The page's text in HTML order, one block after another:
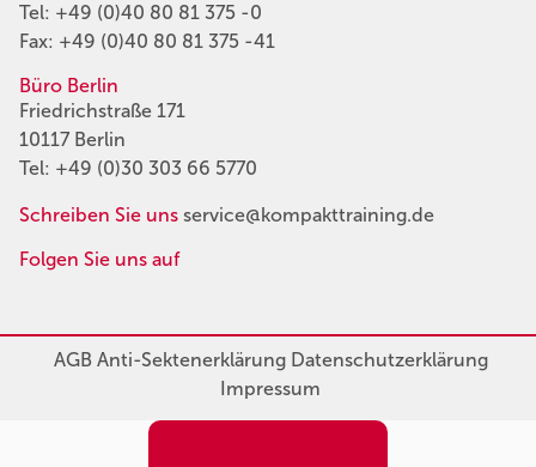
Tel: +49 (0)40 80 81 375 -0
Fax: +49 (0)40 80 81 375 -41
Büro Berlin
Friedrichstraße 171
10117 Berlin
Tel: +49 (0)30 303 66 5770
Schreiben Sie uns service@kompakttraining.de
Folgen Sie uns auf
AGBAnti-SektenerklärungDatenschutzerklärung
Impressum